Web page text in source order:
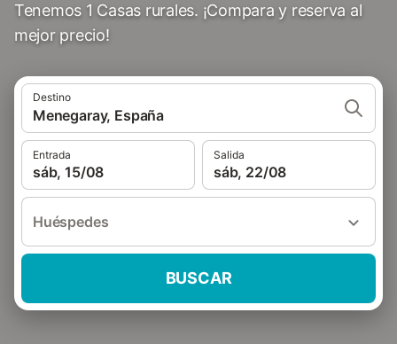
Tenemos 1 Casas rurales. ¡Compara y reserva al
mejor precio!
Destino
Menegaray, España
Entrada
sáb, 15/08
Salida
sáb, 22/08
Huéspedes
BUSCAR